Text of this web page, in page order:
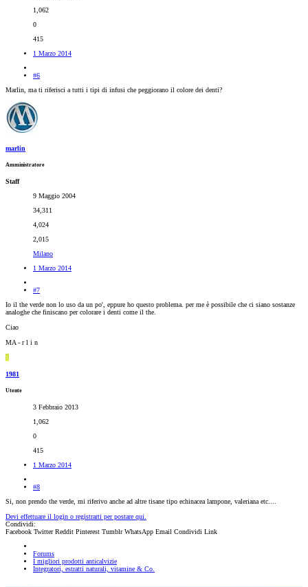
1,062
0
415
1 Marzo 2014
#6
Marlin, ma ti riferisci a tutti i tipi di infusi che peggiorano il colore dei denti?
marlin
Amministratore
Staff
9 Maggio 2004
34,311
4,024
2,015
Milano
1 Marzo 2014
#7
Io il the verde non lo uso da un po', eppure ho questo problema. per me è possibile che ci siano sostanze
analoghe che finiscano per colorare i denti come il the.
Ciao
MA - r l i n
1
1981
Utente
3 Febbraio 2013
1,062
0
415
1 Marzo 2014
#8
Si, non prendo the verde, mi riferivo anche ad altre tisane tipo echinacea lampone, valeriana etc....
Devi effettuare il login o registrarti per postare qui.
Condividi:
Facebook Twitter Reddit Pinterest Tumblr WhatsApp Email Condividi Link
Forums
I migliori prodotti anticalvizie
Integratori, estratti naturali, vitamine & Co.